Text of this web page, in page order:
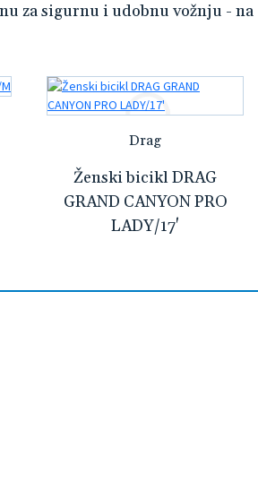
za sigurnu i udobnu vožnju - na
Drag
Ženski bicikl DRAG
GRAND CANYON PRO
LADY/17'